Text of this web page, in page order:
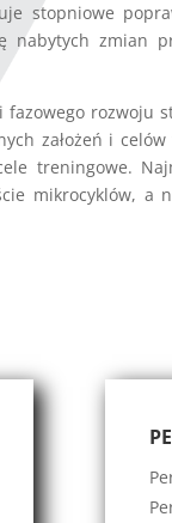
stopniowe
zmian
rozwoju
założeń i
treningowe.
mikrocyklów, a